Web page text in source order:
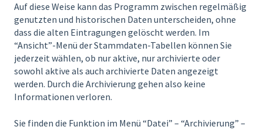
Auf diese Weise kann das Programm zwischen regelmäßig
genutzten und historischen Daten unterscheiden, ohne
dass die alten Eintragungen gelöscht werden. Im
“Ansicht”-Menü der Stammdaten-Tabellen können Sie
jederzeit wählen, ob nur aktive, nur archivierte oder
sowohl aktive als auch archivierte Daten angezeigt
werden. Durch die Archivierung gehen also keine
Informationen verloren.
Sie finden die Funktion im Menü “Datei” – “Archivierung” –